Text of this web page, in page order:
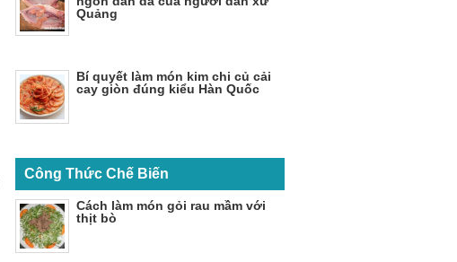
Quảng
Bí quyết làm món kim chi củ cải
cay giòn đúng kiểu Hàn Quốc
Công Thức Chế Biến
Cách làm món gỏi rau mầm với
thịt bò